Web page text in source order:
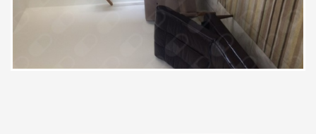
Atendimento em crise suicida individualmente
individualmente
resolver o meu problema me
"obrigaria" a abrir mão do meu
fundo do poço, que já estava